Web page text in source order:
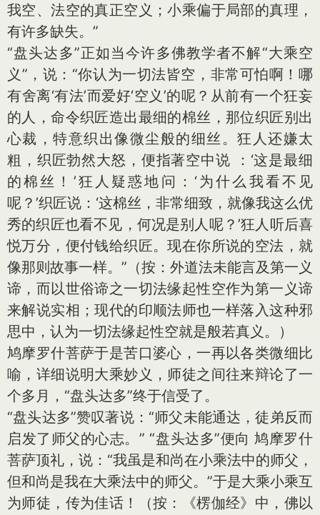
我空、法空的真正空义；小乘偏于局部的真理，
有许多缺失。”
“盘头达多”正如当今许多佛教学者不解“大乘空
义”，说：“你认为一切法皆空，非常可怕啊！哪
有舍离‘有法’而爱好‘空义’的呢？从前有一个狂妄
的人，命令织匠造出最细的棉丝，那位织匠别出
心裁，特意织出像微尘般的细丝。狂人还嫌太
粗，织匠勃然大怒，便指著空中说 ：‘这是最细
的棉丝！’狂人疑惑地问：‘为什么我看不见
呢？’织匠说：‘这棉丝，非常细致，就像我这么优
秀的织匠也看不见，何况是别人呢？’狂人听后喜
悦万分，便付钱给织匠。现在你所说的空法，就
像那则故事一样。”（按：外道法未能言及第一义
谛，而以世俗谛之一切法缘起性空作为第一义谛
来解说实相；现代的印顺法师也一样落入这种邪
思中，认为一切法缘起性空就是般若真义。）
鸠摩罗什菩萨于是苦口婆心，一再以各类微细比
喻，详细说明大乘妙义，师徒之间往来辩论了一
个多月，“盘头达多”终于信受了。
“盘头达多”赞叹著说：“师父未能通达，徒弟反而
启发了师父的心志。” “盘头达多”便向 鸠摩罗什
菩萨顶礼，说：“我虽是和尚在小乘法中的师父，
但和尚是我在大乘法中的师父。”于是大乘小乘互
为师徒，传为佳话！（按：《楞伽经》中，佛以